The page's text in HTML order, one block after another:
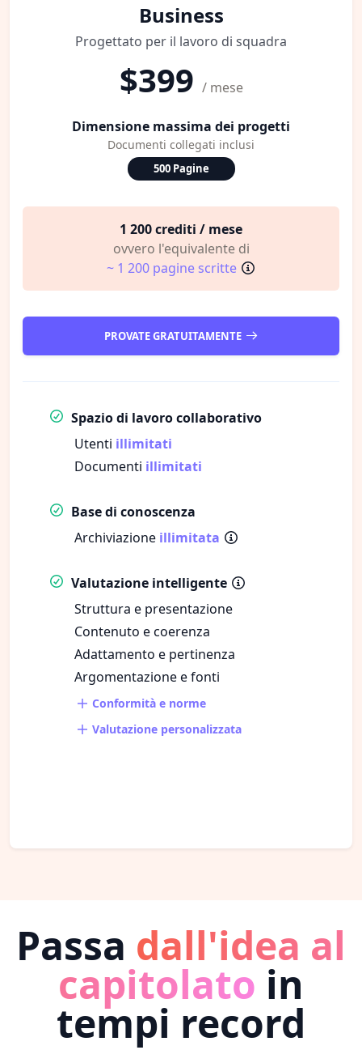
Business
Progettato per il lavoro di squadra
$399 / mese
Dimensione massima dei progetti
Documenti collegati inclusi
500 Pagine
1 200 crediti / mese
ovvero l'equivalente di
~ 1 200 pagine scritte
PROVATE GRATUITAMENTE
Spazio di lavoro collaborativo
Utenti illimitati
Documenti illimitati
Base di conoscenza
Archiviazione illimitata
Valutazione intelligente
Struttura e presentazione
Contenuto e coerenza
Adattamento e pertinenza
Argomentazione e fonti
Conformità e norme
Valutazione personalizzata
Passa dall'idea al
capitolato in
tempi record